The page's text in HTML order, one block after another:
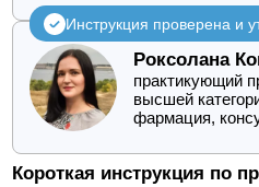
Инструкция проверена и
Роксолана
практикующий
высшей
фармация,
Короткая инструкция по